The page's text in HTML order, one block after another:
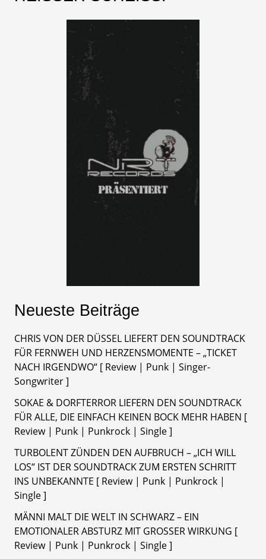
Neueste Beiträge
CHRIS VON DER DÜSSEL LIEFERT DEN SOUNDTRACK
FÜR FERNWEH UND HERZENSMOMENTE – „TICKET
NACH IRGENDWO“ [ Review | Punk | Singer-
Songwriter ]
SOKAE & DORFTERROR LIEFERN DEN SOUNDTRACK
FÜR ALLE, DIE EINFACH KEINEN BOCK MEHR HABEN [
Review | Punk | Punkrock | Single ]
TURBOLENT ZÜNDEN DEN AUFBRUCH – „ICH WILL
LOS“ IST DER SOUNDTRACK ZUM ERSTEN SCHRITT
INS UNBEKANNTE [ Review | Punk | Punkrock |
Single ]
MÄNNI MALT DIE WELT IN SCHWARZ – EIN
EMOTIONALER ABSTURZ MIT GROSSER WIRKUNG [
Review | Punk | Punkrock | Single ]